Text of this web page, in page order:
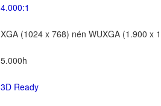
4.000:1
XGA (1024 x 768) nén WUXGA (1.900 x
5.000h
3D Ready